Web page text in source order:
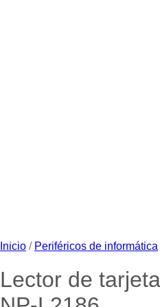
Inicio / Periféricos de informática
Lector de